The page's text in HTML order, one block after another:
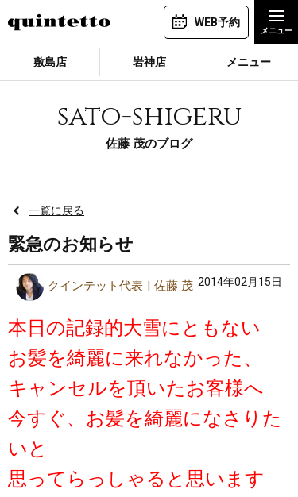
WEB予約
敷島店 岩神店 メニュー
sato-shigeru
佐藤 茂のブログ
一覧に戻る
緊急のお知らせ
クインテット代表 佐藤 茂 2014年02月15日
本日の記録的大雪にともない
お髪を綺麗に来れなかった、
キャンセルを頂いたお客様へ
今すぐ、お髪を綺麗になさりた
いと
思ってらっしゃると思います